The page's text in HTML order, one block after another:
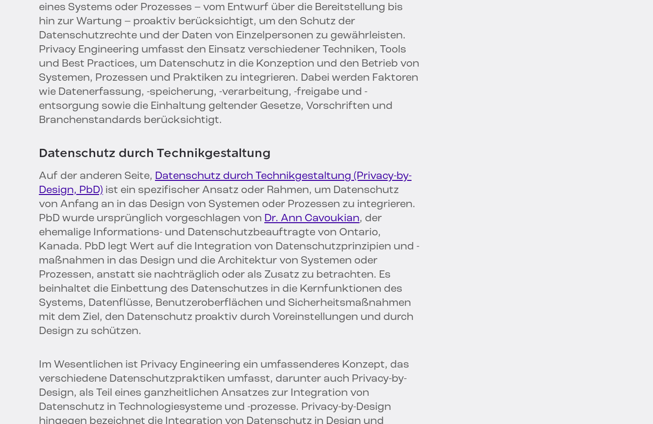
eines Systems oder Prozesses – vom Entwurf über die Bereitstellung bis
hin zur Wartung – proaktiv berücksichtigt, um den Schutz der
Datenschutzrechte und der Daten von Einzelpersonen zu gewährleisten.
Privacy Engineering umfasst den Einsatz verschiedener Techniken, Tools
und Best Practices, um Datenschutz in die Konzeption und den Betrieb von
Systemen, Prozessen und Praktiken zu integrieren. Dabei werden Faktoren
wie Datenerfassung, -speicherung, -verarbeitung, -freigabe und -
entsorgung sowie die Einhaltung geltender Gesetze, Vorschriften und
Branchenstandards berücksichtigt.
Datenschutz durch Technikgestaltung
Auf der anderen Seite, Datenschutz durch Technikgestaltung (Privacy-by-
Design, PbD) ist ein spezifischer Ansatz oder Rahmen, um Datenschutz
von Anfang an in das Design von Systemen oder Prozessen zu integrieren.
PbD wurde ursprünglich vorgeschlagen von Dr. Ann Cavoukian, der
ehemalige Informations- und Datenschutzbeauftragte von Ontario,
Kanada. PbD legt Wert auf die Integration von Datenschutzprinzipien und -
maßnahmen in das Design und die Architektur von Systemen oder
Prozessen, anstatt sie nachträglich oder als Zusatz zu betrachten. Es
beinhaltet die Einbettung des Datenschutzes in die Kernfunktionen des
Systems, Datenflüsse, Benutzeroberflächen und Sicherheitsmaßnahmen
mit dem Ziel, den Datenschutz proaktiv durch Voreinstellungen und durch
Design zu schützen.
Im Wesentlichen ist Privacy Engineering ein umfassenderes Konzept, das
verschiedene Datenschutzpraktiken umfasst, darunter auch Privacy-by-
Design, als Teil eines ganzheitlichen Ansatzes zur Integration von
Datenschutz in Technologiesysteme und -prozesse. Privacy-by-Design
hingegen bezeichnet die Integration von Datenschutz in Design und